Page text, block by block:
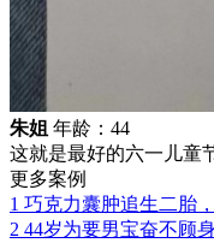
朱姐 年龄：44
这就是最好的六一儿童
更多案例
1 巧克力囊肿追生二胎
2 44岁为要男宝奋不顾